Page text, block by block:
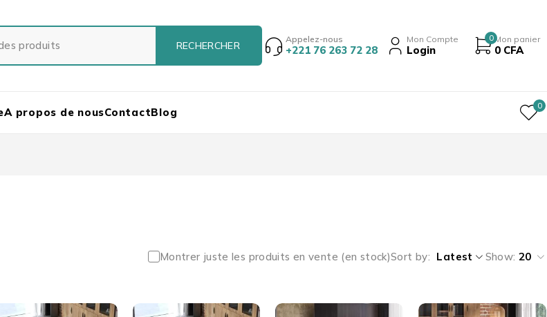
Appelez-nous
+221 76 263 72 28
Mon Compte
Login
0 Mon panier
0 CFA
A propos de nousContactBlog 0
Montrer juste les produits en vente (en stock)Sort by Latest Show: 20